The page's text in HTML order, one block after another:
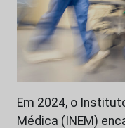
Em 2024, o
Médica (INEM)